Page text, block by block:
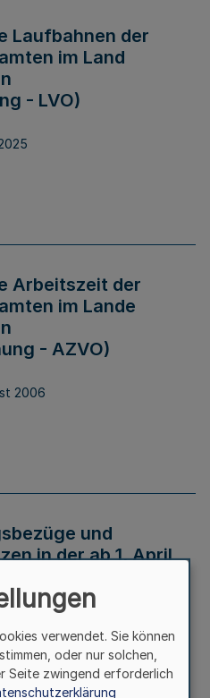
Laufbahnen der
im Land
- LVO)
Arbeitszeit der
im Lande
- AZVO)
2006
und
in der ab 1. April
verwendet. Sie können
oder nur solchen,
Seite zwingend erforderlich